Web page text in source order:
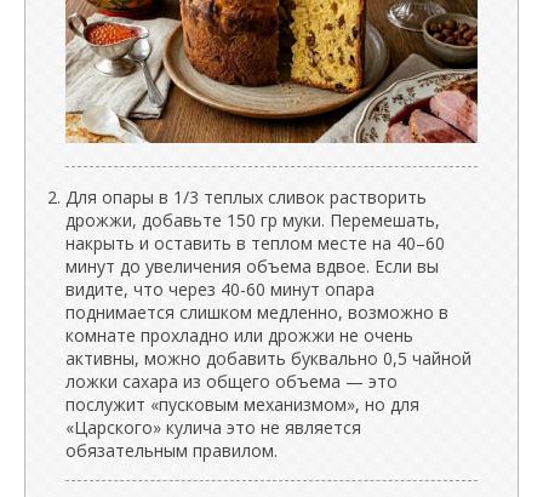
Для опары в 1/3 теплых сливок растворить
дрожжи, добавьте 150 гр муки. Перемешать,
накрыть и оставить в теплом месте на 40–60
минут до увеличения объема вдвое. Если вы
видите, что через 40-60 минут опара
поднимается слишком медленно, возможно в
комнате прохладно или дрожжи не очень
активны, можно добавить буквально 0,5 чайной
ложки сахара из общего объема — это
послужит «пусковым механизмом», но для
«Царского» кулича это не является
обязательным правилом.